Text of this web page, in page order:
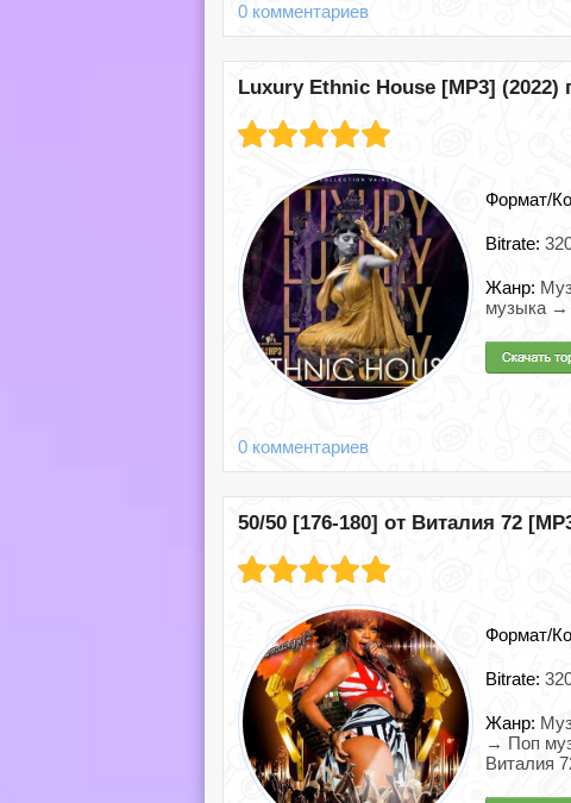
0 комментариев
Luxury Ethnic House [MP3] (2022)
Формат/
Bitrate:
Жанр:
музыка →
0 комментариев
50/50 [176-180] от Виталия 72
Формат/
Bitrate:
Жанр:
→ Поп
Виталия